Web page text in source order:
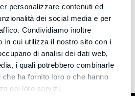
personalizzare contenuti ed
dei social media e per
Condividiamo inoltre
in cui utilizza il nostro sito con i
di analisi dei dati web,
i quali potrebbero combinarle
ha fornito loro o che hanno
dei loro servizi.
/ ABOUT AUTHOR
creativecompany